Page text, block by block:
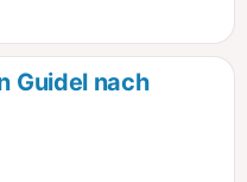
Herz
der
Guidel nach